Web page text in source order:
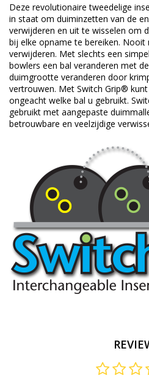
Deze revolutionaire tweedelige
in staat om duiminzetten van de
verwijderen en uit te wisselen om
bij elke opname te bereiken. Nooit
verwijderen. Met slechts een
bowlers een bal veranderen met
duimgrootte veranderen door
vertrouwen. Met Switch Grip®
ongeacht welke bal u gebruikt.
gebruikt met aangepaste
betrouwbare en veelzijdige